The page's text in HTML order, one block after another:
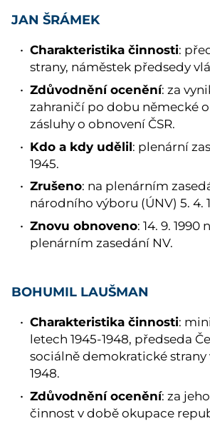
JAN ŠRÁMEK
Charakteristika činnosti:
strany, náměstek předsedy
Zdůvodnění ocenění: za
zahraničí po dobu německé
zásluhy o obnovení ČSR.
Kdo a kdy udělil: plenární
1945.
Zrušeno: na plenárním
národního výboru (ÚNV) 5. 4.
Znovu obnoveno: 14. 9.
plenárním zasedání NV.
BOHUMIL LAUŠMAN
Charakteristika činnosti:
letech 1945-1948, předseda
sociálně demokratické strany
1948.
Zdůvodnění ocenění: za
činnost v době okupace